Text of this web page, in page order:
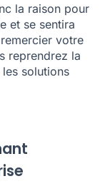
la raison pour
et se sentira
votre
reprendrez la
solutions